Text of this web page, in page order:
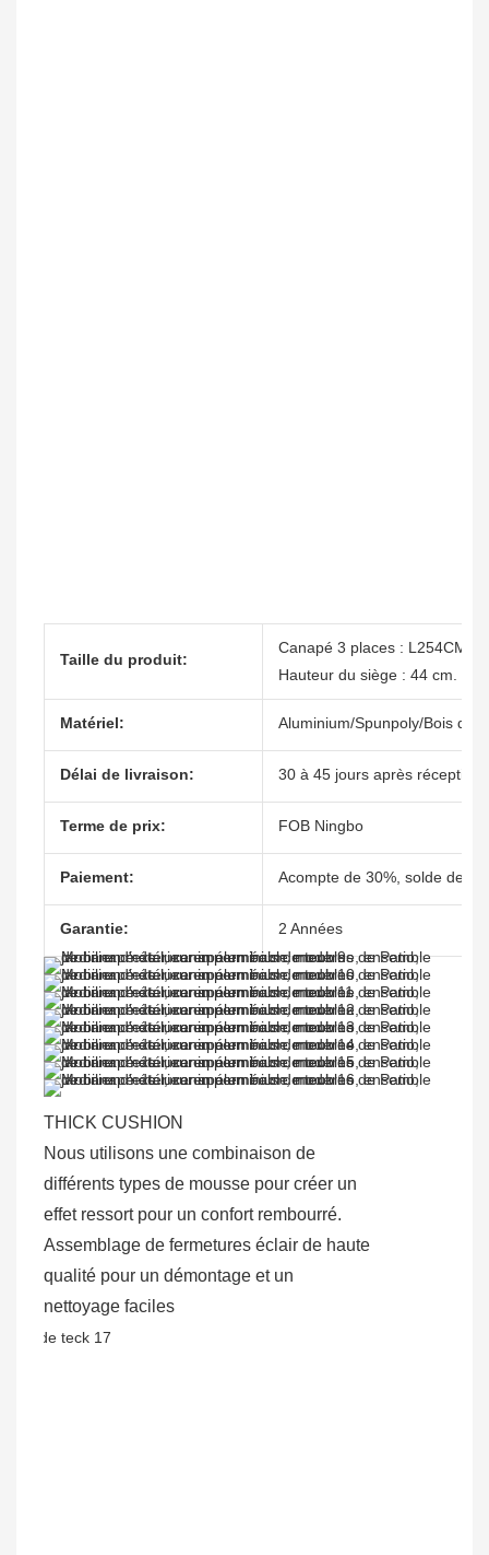
Taille du produit:
Canapé 3 places :
Hauteur du siège : 44 cm.
Matériel: Aluminium/Spunpoly/Bois de
Délai de livraison: 30 à 45 jours après réception
Terme de prix: FOB Ningbo
Paiement: Acompte de 30%, solde de
Garantie: 2 Années
THICK CUSHION
Nous utilisons une combinaison de
différents types de mousse pour créer un
effet ressort pour un confort rembourré.
Assemblage de fermetures éclair de haute
qualité pour un démontage et un
nettoyage faciles